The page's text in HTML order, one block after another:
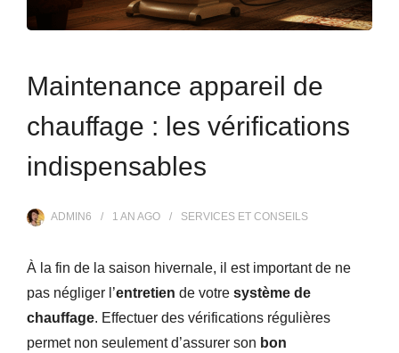
Maintenance appareil de
chauffage : les vérifications
indispensables
ADMIN6 1 AN AGO SERVICES ET CONSEILS
À la fin de la saison hivernale, il est important de ne
pas négliger l’entretien de votre système de
chauffage. Effectuer des vérifications régulières
permet non seulement d’assurer son bon